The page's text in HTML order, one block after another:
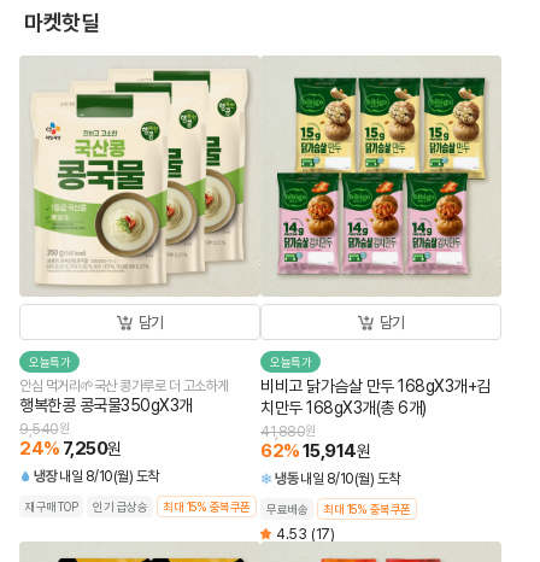
마켓핫딜
담기
오늘특가
안심 먹거리🌱국산 콩가루로 더 고소하게
행복한콩 콩국물350gX3개
9,540원
24% 7,250원
냉장 내일 8/10(월) 도착
재구매TOP 인기 급상승 최대 15% 중복쿠폰
담기
오늘특가
비비고 닭가슴살 만두 168gX3개+김
치만두 168gX3개(총 6개)
41,880원
62%15,914원
냉동 내일 8/10(월) 도착
무료배송 최대 15% 중복쿠폰
4.53 (17)